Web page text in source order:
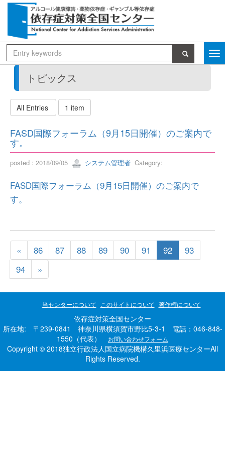
トピックス
All Entries 1 item
FASD国際フォーラム（9月15日開催）のご案内で
す。
posted : 2018/09/05 システム管理者 Category:
FASD国際フォーラム（9月15日開催）のご案内で
す。
« 86 87 88 89 90 91 92
93
94
»
当センターについて このサイトについて 著作権について
依存症対策全国センター
所在地: 〒239-0841 神奈川県横須賀市野比5-3-1 電話：046-848-
1550（代表）
お問い合わせフォーム
Copyright © 2018独立行政法人国立病院機構久里浜医療センターAll
Rights Reserved.